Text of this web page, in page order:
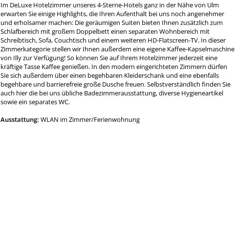
Im DeLuxe Hotelzimmer unseres 4-Sterne-Hotels ganz in der Nähe von Ulm
erwarten Sie einige Highlights, die Ihren Aufenthalt bei uns noch angenehmer
und erholsamer machen: Die geräumigen Suiten bieten Ihnen zusätzlich zum
Schlafbereich mit großem Doppelbett einen separaten Wohnbereich mit
Schreibtisch, Sofa, Couchtisch und einem weiteren HD-Flatscreen-TV. In dieser
Zimmerkategorie stellen wir Ihnen außerdem eine eigene Kaffee-Kapselmaschine
von Illy zur Verfügung! So können Sie auf Ihrem Hotelzimmer jederzeit eine
kräftige Tasse Kaffee genießen. In den modern eingerichteten Zimmern dürfen
Sie sich außerdem über einen begehbaren Kleiderschank und eine ebenfalls
begehbare und barrierefreie große Dusche freuen. Selbstverständlich finden Sie
auch hier die bei uns übliche Badezimmerausstattung, diverse Hygieneartikel
sowie ein separates WC.
Ausstattung:WLAN im Zimmer/Ferienwohnung